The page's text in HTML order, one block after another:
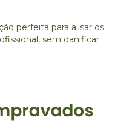
perfeita para alisar os
sem danificar